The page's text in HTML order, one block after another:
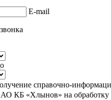
E-mail
справочно-
КБ «Хлынов» на обработку